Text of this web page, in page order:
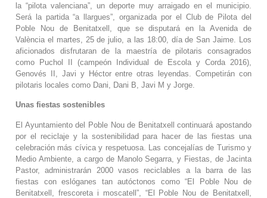
la “pilota valenciana”, un deporte muy arraigado en el municipio.
Será la partida “a llargues”, organizada por el Club de Pilota del
Poble Nou de Benitatxell, que se disputará en la Avenida de
València el martes, 25 de julio, a las 18:00, día de San Jaime. Los
aficionados disfrutaran de la maestría de pilotaris consagrados
como Puchol II (campeón Individual de Escola y Corda 2016),
Genovés II, Javi y Héctor entre otras leyendas. Competirán con
pilotaris locales como Dani, Dani B, Javi M y Jorge.
Unas fiestas sostenibles
El Ayuntamiento del Poble Nou de Benitatxell continuará apostando
por el reciclaje y la sostenibilidad para hacer de las fiestas una
celebración más cívica y respetuosa. Las concejalías de Turismo y
Medio Ambiente, a cargo de Manolo Segarra, y Fiestas, de Jacinta
Pastor, administrarán 2000 vasos reciclables a la barra de las
fiestas con eslóganes tan autóctonos como “El Poble Nou de
Benitatxell, frescoreta i moscatell”, “El Poble Nou de Benitatxell,